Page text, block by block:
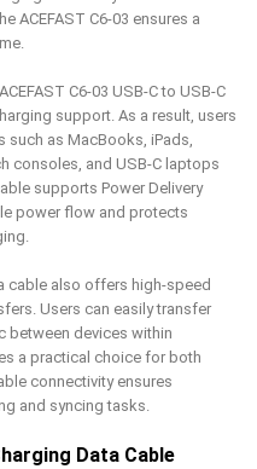
ACEFAST C6-03 ensures a
C6-03 USB-C to USB-C
support. As a result, users
such as MacBooks, iPads,
consoles, and USB-C laptops
supports Power Delivery
power flow and protects
cable also offers high-speed
Users can easily transfer
between devices within
a practical choice for both
connectivity ensures
and syncing tasks.
Data Cable